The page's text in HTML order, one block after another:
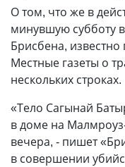
О том, что же в
минувшую субботу
Брисбена,
Местные газеты о
нескольких строках.
«Тело Сагынай
в доме на
вечера, - пишет
в совершении